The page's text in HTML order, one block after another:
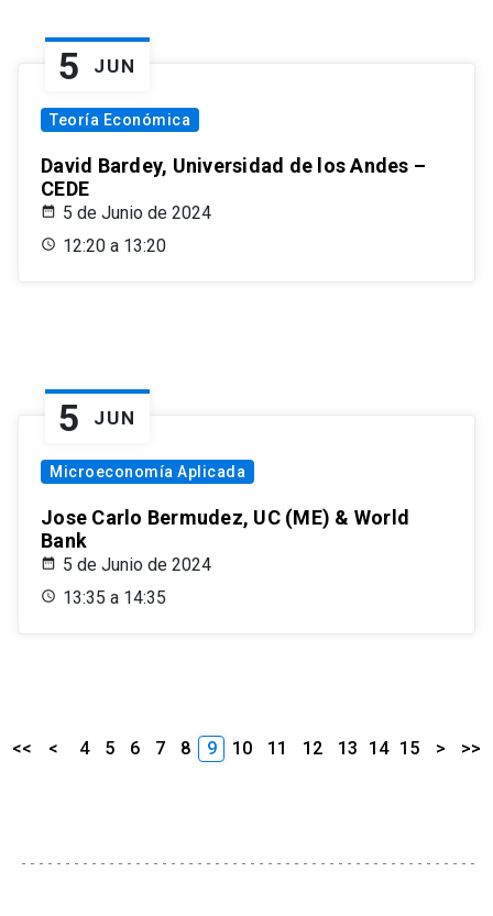
5 JUN
Teoría Económica
David Bardey, Universidad de los Andes –
CEDE
5 de Junio de 2024
12:20 a 13:20
5 JUN
Microeconomía Aplicada
Jose Carlo Bermudez, UC (ME) & World
Bank
5 de Junio de 2024
13:35 a 14:35
<< < 4 5 6 7 8 9 10 11 12 13 14 15 > >>